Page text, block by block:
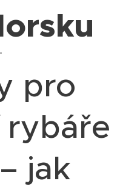
pro
jak